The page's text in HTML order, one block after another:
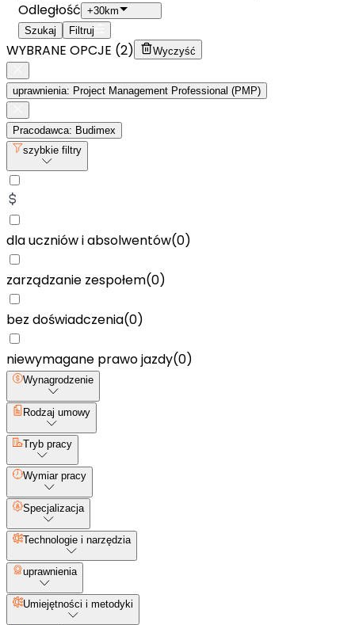
Odległość +30km
Szukaj
Filtruj
WYBRANE OPCJE (2) Wyczyść
uprawnienia: Project Management Professional (PMP)
Pracodawca: Budimex
szybkie filtry
dla uczniów i absolwentów(0)
zarządzanie zespołem(0)
bez doświadczenia(0)
niewymagane prawo jazdy(0)
Wynagrodzenie
Rodzaj umowy
Tryb pracy
Wymiar pracy
Specjalizacja
Technologie i narzędzia
uprawnienia
Umiejętności i metodyki